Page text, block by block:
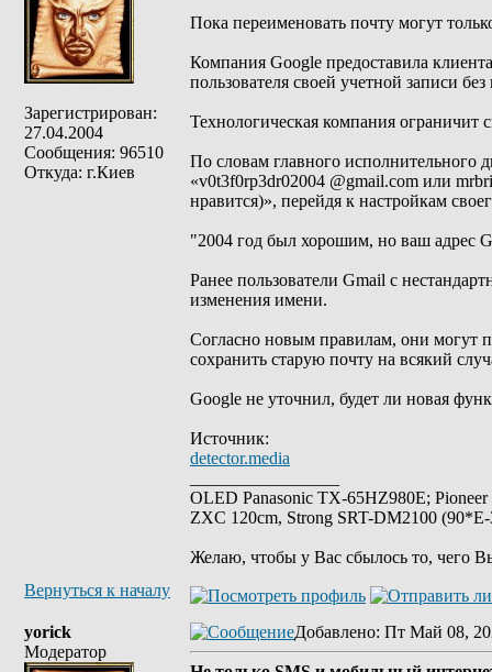
Зарегистрирован:
27.04.2004
Сообщения: 96510
Откуда: г.Киев
Пока переименовать почту могут
Компания Google предоставила
пользователя своей учетной записи
Технологическая компания
По словам главного исполнительного
«v0t3f0rp3dr02004 @gmail.com или
нравится)», перейдя к настройкам
"2004 год был хорошим, но ваш адрес
Ранее пользователи Gmail с
изменения имени.
Согласно новым правилам, они могут
сохранить старую почту на всякий
Google не уточнил, будет ли новая
Источник:
detector.media
OLED Panasonic TX-65HZ980E;
ZXC 120cm, Strong SRT-DM2100
Желаю, чтобы у Вас сбылось то, чего
Вернуться к началу
yorick
Модератор
Добавлено: Пт Май 08,